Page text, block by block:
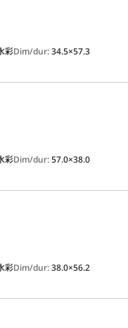
彩Dim/dur:34.5×57.3
彩Dim/dur:57.0×38.0
彩Dim/dur:38.0×56.2